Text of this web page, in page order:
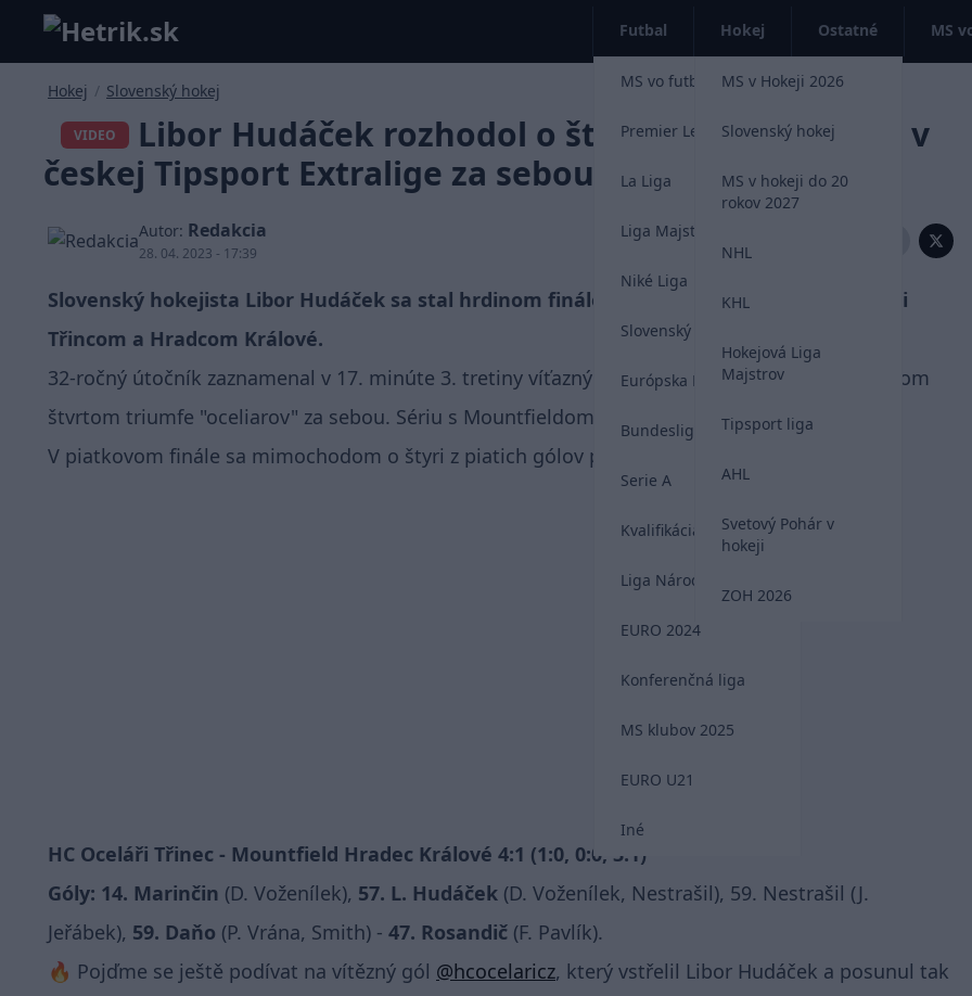
Futbal
MS vo futbale 2026
Premier League
La Liga
Liga Majstrov
Niké Liga
Slovenský futbal
Európska Liga
Bundesliga
Serie A
Kvalifikácia MS 2026
Liga Národov
EURO 2024
Konferenčná liga
MS klubov 2025
EURO U21
Iné
Hokej
MS v Hokeji 2026
Slovenský hokej
MS v hokeji do 20
rokov 2027
NHL
KHL
Hokejová Liga
Majstrov
Tipsport liga
AHL
Svetový Pohár v
hokeji
ZOH 2026
Ostatné MS
Hokej / Slovenský hokej
VIDEO
Libor Hudáček rozhodol o štvrtom titule Třinca v
českej Tipsport Extralige za sebou
Autor: Redakcia
28. 04. 2023 - 17:39
Zdieľať:
Slovenský hokejista Libor Hudáček sa stal hrdinom finále českej Tipsport Extraligy medzi
Třincom a Hradcom Králové.
32-ročný útočník zaznamenal v 17. minúte 3. tretiny víťazný gól, ktorý rozhodol o neuveriteľnom
štvrtom triumfe "oceliarov" za sebou. Sériu s Mountfieldom HK ovládli 4:2 na zápasy.
V piatkovom finále sa mimochodom o štyri z piatich gólov postarali slovenskí hokejisti.
HC Oceláři Třinec - Mountfield Hradec Králové 4:1 (1:0, 0:0, 3:1)
Góly: 14. Marinčin (D. Voženílek), 57. L. Hudáček (D. Voženílek, Nestrašil), 59. Nestrašil (J.
Jeřábek), 59. Daňo (P. Vrána, Smith) - 47. Rosandič (F. Pavlík).
🔥 Pojďme se ještě podívat na vítězný gól @hcocelaricz, který vstřelil Libor Hudáček a posunul tak